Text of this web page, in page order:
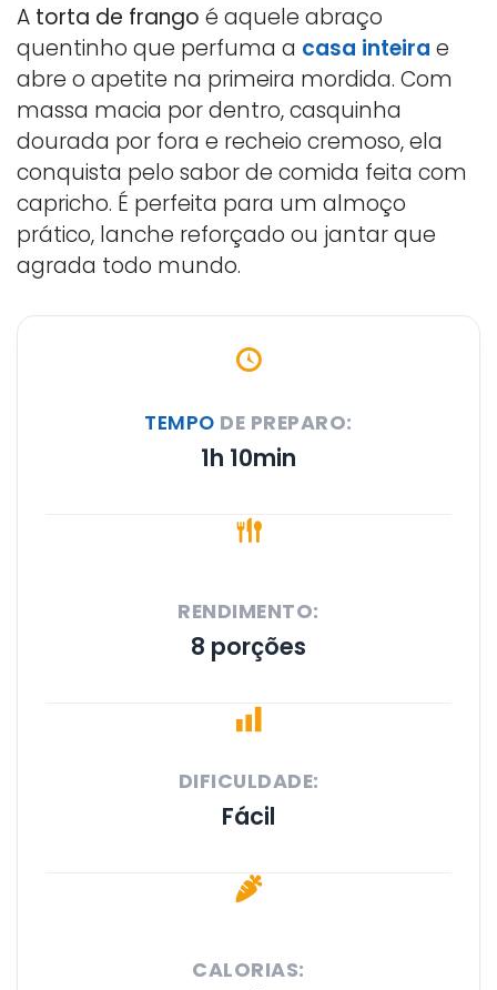
A torta de frango é aquele abraço
quentinho que perfuma a casa inteira e
abre o apetite na primeira mordida. Com
massa macia por dentro, casquinha
dourada por fora e recheio cremoso, ela
conquista pelo sabor de comida feita com
capricho. É perfeita para um almoço
prático, lanche reforçado ou jantar que
agrada todo mundo.
TEMPO DE PREPARO:
1h 10min
RENDIMENTO:
8 porções
DIFICULDADE:
Fácil
CALORIAS: